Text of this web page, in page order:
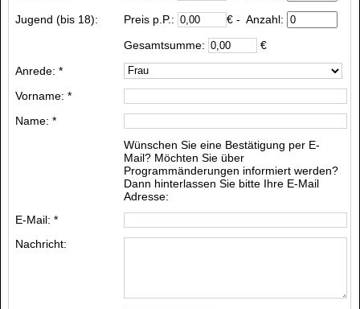
Jugend (bis 18): Preis p.P.: € - Anzahl:
Gesamtsumme:
€
Anrede: *
Vorname: *
Name: *
Wünschen Sie eine Bestätigung per E-
Mail? Möchten Sie über
Programmänderungen informiert werden?
Dann hinterlassen Sie bitte Ihre E-Mail
Adresse:
E-Mail: *
Nachricht: